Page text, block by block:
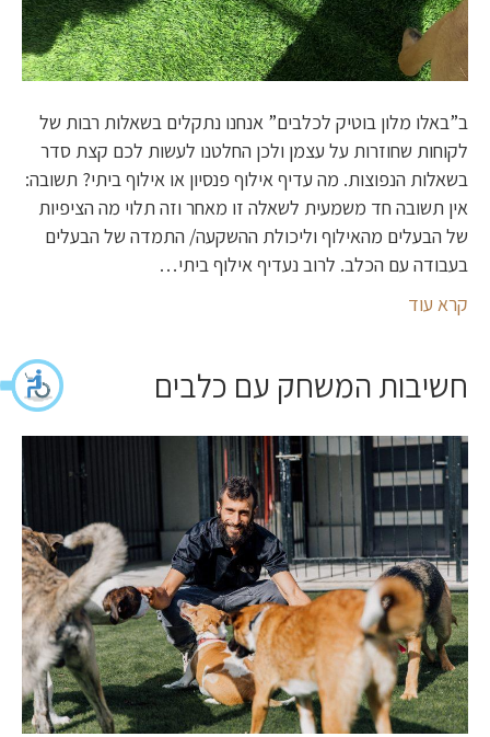
ב”באלו מלון בוטיק לכלבים” אנחנו נתקלים בשאלות רבות של
לקוחות שחוזרות על עצמן ולכן החלטנו לעשות לכם קצת סדר
בשאלות הנפוצות. מה עדיף אילוף פנסיון או אילוף ביתי? תשובה:
אין תשובה חד משמעית לשאלה זו מאחר וזה תלוי מה הציפיות
של הבעלים מהאילוף וליכולת ההשקעה/ התמדה של הבעלים
בעבודה עם הכלב. לרוב נעדיף אילוף ביתי…
קרא עוד
חשיבות המשחק עם כלבים